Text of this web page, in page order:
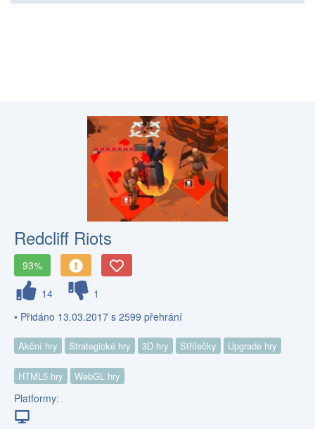
Redcliff Riots
93%
14
1
• Přidáno 13.03.2017 s 2599 přehrání
Akční hry Strategické hry 3D hry Střílečky Upgrade hry
HTML5 hry WebGL hry
Platformy: